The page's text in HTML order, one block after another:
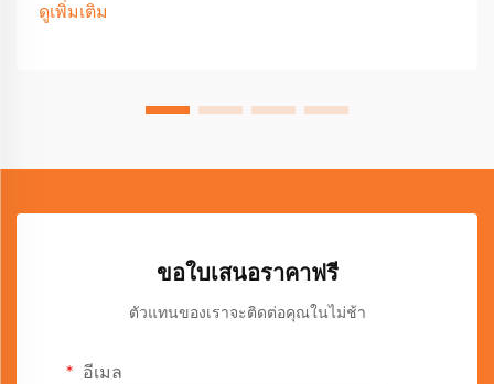
ดูเพิ่มเติม
ขอใบเสนอราคาฟรี
ตัวแทนของเราจะติดต่อคุณในไม่ช้า
อีเมล